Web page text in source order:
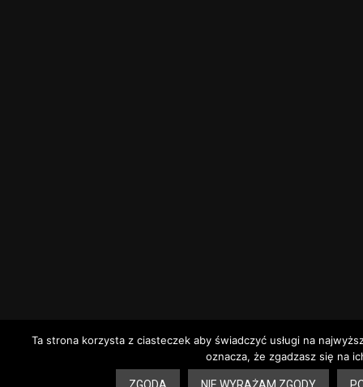
Ta strona korzysta z ciasteczek aby świadczyć usługi na
oznacza, że zgadzasz się na